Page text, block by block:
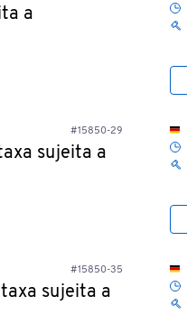
a
#15850-29
sujeita a
#15850-35
sujeita a